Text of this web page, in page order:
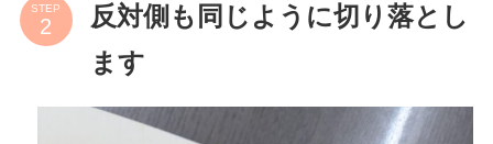
STEP
反対側も同じように切り落とし
ます